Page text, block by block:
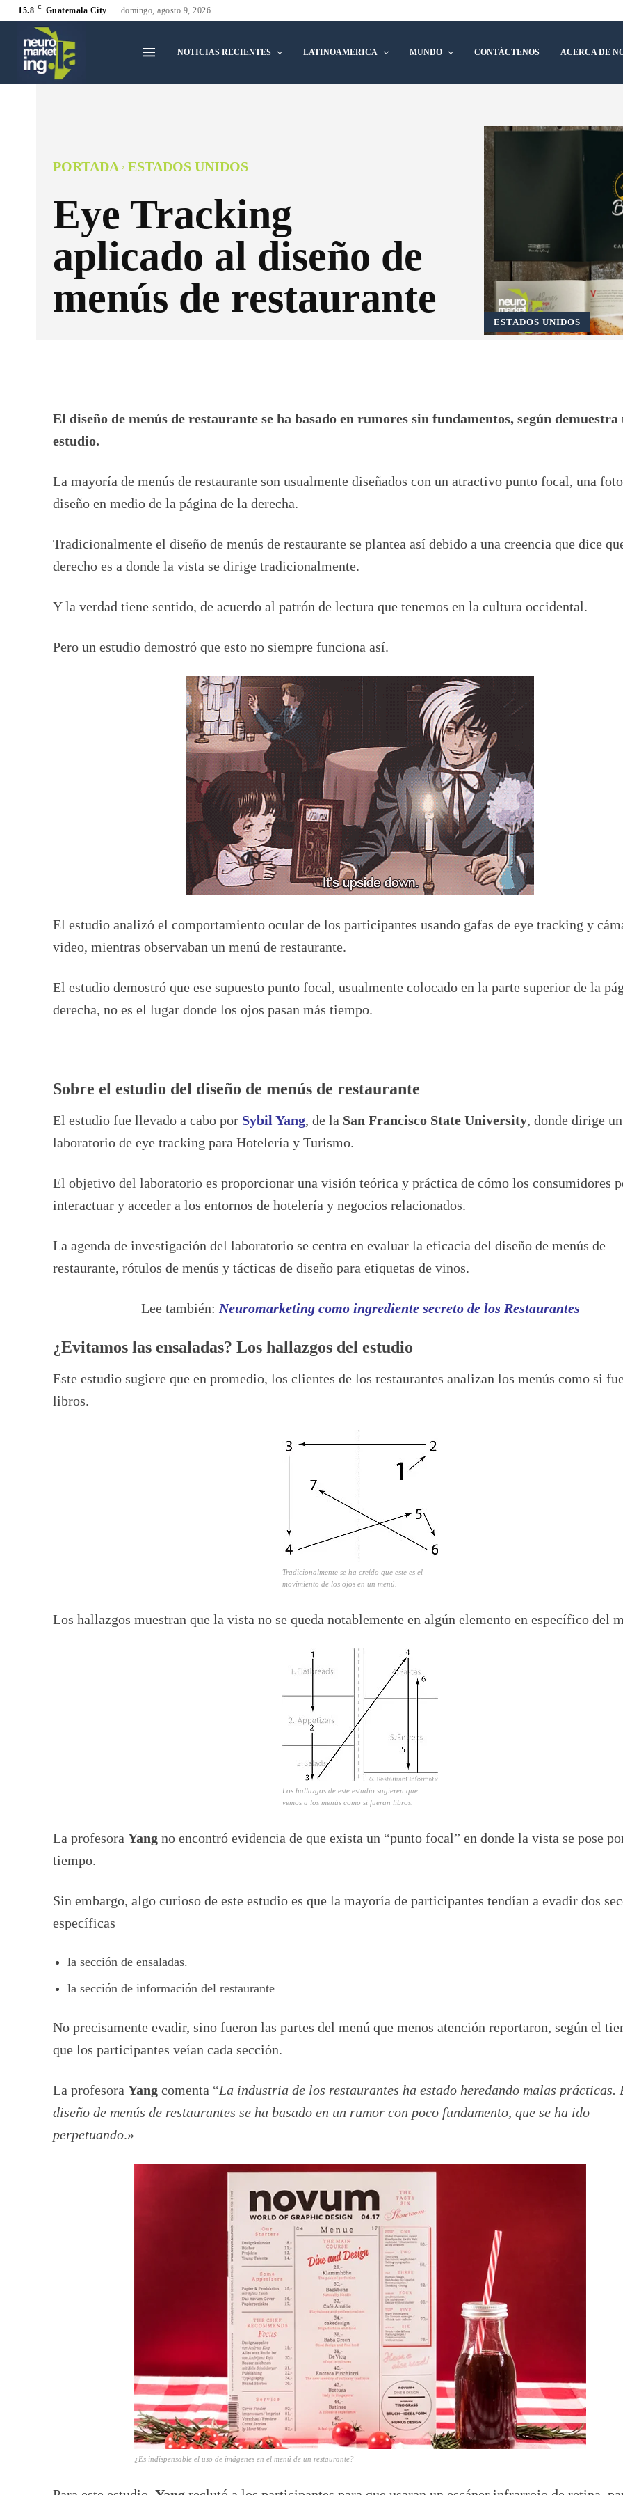
15.8 C Guatemala City domingo, agosto 9, 2026
NOTICIAS RECIENTES LATINOAMERICA MUNDO CONTÁCTENOS ACERCA DE
PORTADA ESTADOS UNIDOS
Eye Tracking
aplicado al diseño de
menús de restaurante
ESTADOS UNIDOS
El diseño de menús de restaurante se ha basado en rumores sin fundamentos, según demuestra
estudio.
La mayoría de menús de restaurante son usualmente diseñados con un atractivo punto focal, una
diseño en medio de la página de la derecha.
Tradicionalmente el diseño de menús de restaurante se plantea así debido a una creencia que dice
derecho es a donde la vista se dirige tradicionalmente.
Y la verdad tiene sentido, de acuerdo al patrón de lectura que tenemos en la cultura occidental.
Pero un estudio demostró que esto no siempre funciona así.
El estudio analizó el comportamiento ocular de los participantes usando gafas de eye tracking y
video, mientras observaban un menú de restaurante.
El estudio demostró que ese supuesto punto focal, usualmente colocado en la parte superior de la
derecha, no es el lugar donde los ojos pasan más tiempo.
Sobre el estudio del diseño de menús de restaurante
El estudio fue llevado a cabo por Sybil Yang, de la San Francisco State University, donde dirige un
laboratorio de eye tracking para Hotelería y Turismo.
El objetivo del laboratorio es proporcionar una visión teórica y práctica de cómo los consumidores
interactuar y acceder a los entornos de hotelería y negocios relacionados.
La agenda de investigación del laboratorio se centra en evaluar la eficacia del diseño de menús de
restaurante, rótulos de menús y tácticas de diseño para etiquetas de vinos.
Lee también: Neuromarketing como ingrediente secreto de los Restaurantes
¿Evitamos las ensaladas? Los hallazgos del estudio
Este estudio sugiere que en promedio, los clientes de los restaurantes analizan los menús como si
libros.
Tradicionalmente se ha creído que este es el
movimiento de los ojos en un menú.
Los hallazgos muestran que la vista no se queda notablemente en algún elemento en específico del
Los hallazgos de este estudio sugieren que
vemos a los menús como si fueran libros.
La profesora Yang no encontró evidencia de que exista un “punto focal” en donde la vista se pose
tiempo.
Sin embargo, algo curioso de este estudio es que la mayoría de participantes tendían a evadir dos
específicas
la sección de ensaladas.
la sección de información del restaurante
No precisamente evadir, sino fueron las partes del menú que menos atención reportaron, según el
que los participantes veían cada sección.
La profesora Yang comenta “La industria de los restaurantes ha estado heredando malas prácticas.
diseño de menús de restaurantes se ha basado en un rumor con poco fundamento, que se ha ido
perpetuando.»
¿Es indispensable el uso de imágenes en el menú de un restaurante?